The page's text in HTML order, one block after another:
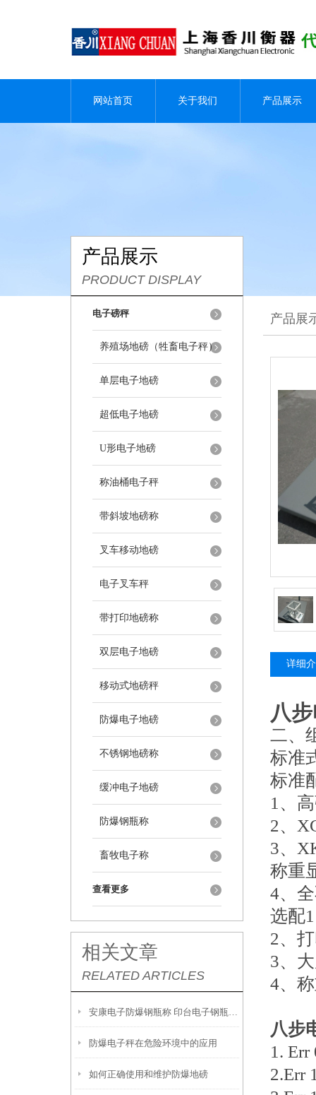
网站首页 关于我们 产品展示
产品展示
PRODUCT DISPLAY
电子磅秤
养殖场地磅（牲畜电子秤）
单层电子地磅
超低电子地磅
U形电子地磅
称油桶电子秤
带斜坡地磅称
叉车移动地磅
电子叉车秤
带打印地磅称
双层电子地磅
移动式地磅秤
防爆电子地磅
不锈钢地磅称
缓冲电子地磅
防爆钢瓶称
畜牧电子称
查看更多
相关文章
RELATED ARTICLES
安康电子防爆钢瓶称 印台电子钢瓶秤 石嘴山C8控制仪表钢瓶秤
防爆电子秤在危险环境中的应用
如何正确使用和维护防爆地磅
产品展
详细
八
二、
标准
标
1、
2、
3、
称重
4、
选配
2、
3、
4、
八步
1.
2.Err